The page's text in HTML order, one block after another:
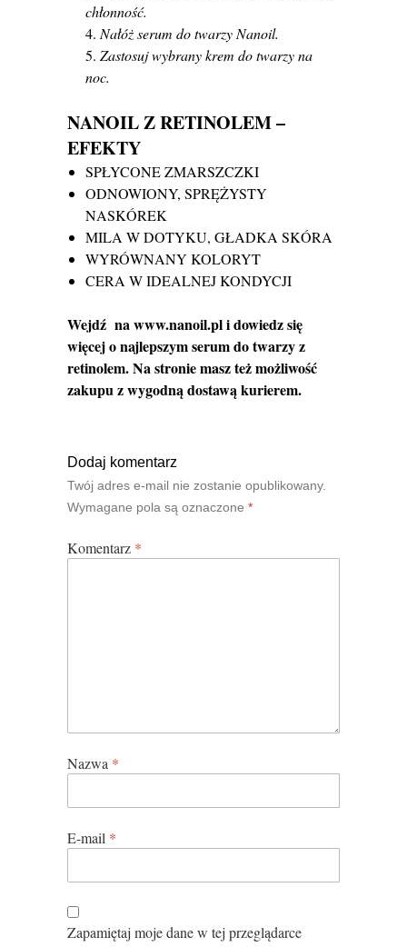
chłonność.
Nałóż serum do twarzy Nanoil.
Zastosuj wybrany krem do twarzy na
noc.
NANOIL Z RETINOLEM –
EFEKTY
SPŁYCONE ZMARSZCZKI
ODNOWIONY, SPRĘŻYSTY
NASKÓREK
MILA W DOTYKU, GŁADKA SKÓRA
WYRÓWNANY KOLORYT
CERA W IDEALNEJ KONDYCJI
Wejdź nawww.nanoil.pli dowiedz się
więcej o najlepszym serum do twarzy z
retinolem. Na stronie masz też możliwość
zakupu z wygodną dostawą kurierem.
Dodaj komentarz
Twój adres e-mail nie zostanie opublikowany.
Wymagane pola są oznaczone *
Komentarz *
Nazwa *
E-mail *
Zapamiętaj moje dane w tej przeglądarce